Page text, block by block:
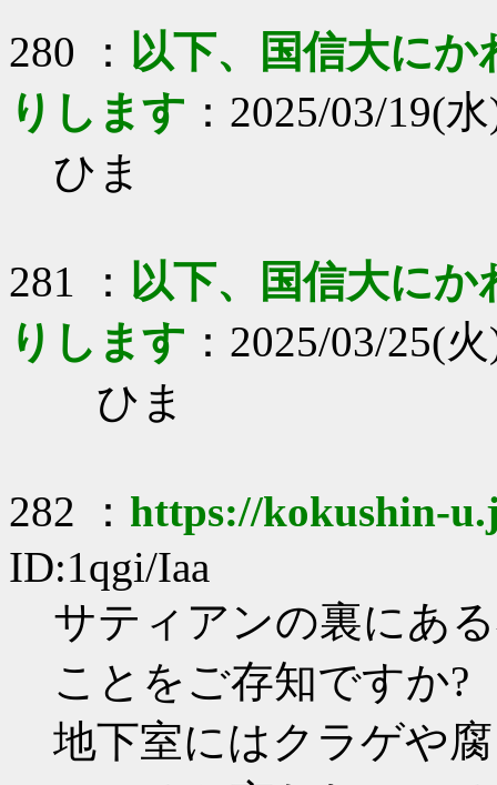
280 ： 以下、国信大に
りします ：2025/03/19(
ひま
281 ： 以下、国信大に
りします ：2025/03/25(
ひま
282 ： https://kokushin-
ID:1qgi/Iaa
サティアンの裏にあ
ことをご存知ですか?
地下室にはクラゲや